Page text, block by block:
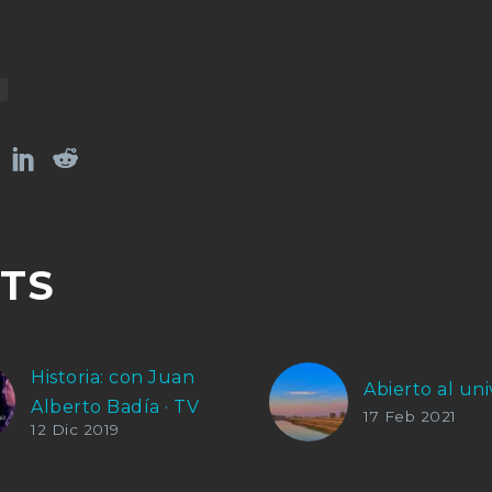
Historia: con Juan
Alberto Badía · TV
Presentación del
12 Dic 2019
Abierto al
17 Feb 2021